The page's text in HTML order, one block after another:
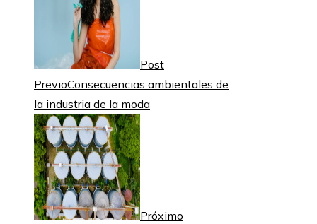
Post
PrevioConsecuencias ambientales de
la industria de la moda
Próximo